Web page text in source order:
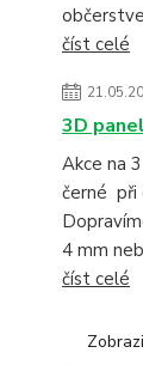
číst celé
3D
Akce na
černé při
4 mm
číst celé